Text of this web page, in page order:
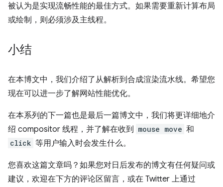
被认为是实现流畅性能的最佳方式。如果需要重新计算布局
或绘制，则必须涉及主线程。
小结
在本博文中，我们介绍了从解析到合成渲染流水线。希望您
现在可以进一步了解网站性能优化。
在本系列的下一篇也是最后一篇博文中，我们将更详细地介
绍 compositor 线程，并了解在收到 mouse move 和
click 等用户输入时会发生什么。
您喜欢这篇文章吗？如果您对日后发布的博文有任何疑问或
建议，欢迎在下方的评论区留言，或在 Twitter 上通过